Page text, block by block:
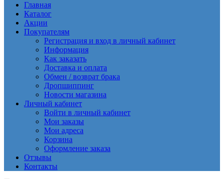
Главная
Каталог
Акции
Покупателям
Регистрация и вход в личный кабинет
Информация
Как заказать
Доставка и оплата
Обмен / возврат брака
Дропшиппинг
Новости магазина
Личный кабинет
Войти в личный кабинет
Мои заказы
Мои адреса
Корзина
Оформление заказа
Отзывы
Контакты